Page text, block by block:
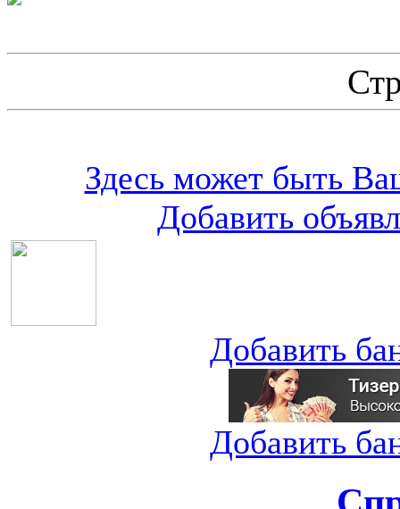
Здесь может быть
Добавить
Добавить
Добавить